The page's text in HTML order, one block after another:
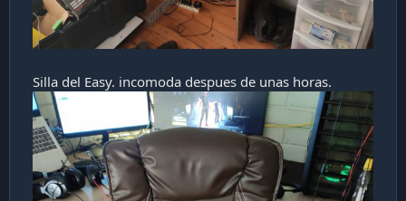
Silla del Easy. incomoda despues de unas horas.